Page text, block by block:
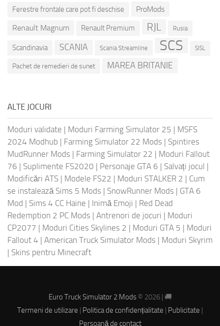
Ferestre frontale care pot fi deschise
ProMods
Renault Magnum
Renault Premium RJL Rusia
Scandinavia SCANIA Scania Streamline SCS SISL
Pachet de remedieri de sunet MAREA BRITANIE
ALTE JOCURI
Moduri validate | Moduri Farming Simulator 25 | MSFS
2024 Modhub | Farming Simulator 22 Mods | Spintires
MudRunner Mods | Farming Simulator 22 | Moduri Fallout
76 | Suplimente FS2020 | Personaje GTA 6 | Salvați jocul |
Modificări ATS | Modele FS22 | Moduri STALKER 2 | Cum
se instalează Sims 5 Mods | SnowRunner Mods | GTA 6
Mod | Sims 4 CC Haine | Inimă Emoji | Red Dead
Redemption 2 PC Mods | Antrenori de jocuri | Moduri
CP2077 | Moduri Cities Skylines 2 | Moduri GTA 5 | Moduri
Fallout 4 | American Truck Simulator Mods | Moduri Skyrim
| Skins pentru Minecraft
Euro Truck Simulator 2 Mods© 2026 | 🚚
Termeni de utilizare | Politica de confidențialitate | Publicitate |
Persoană de contact